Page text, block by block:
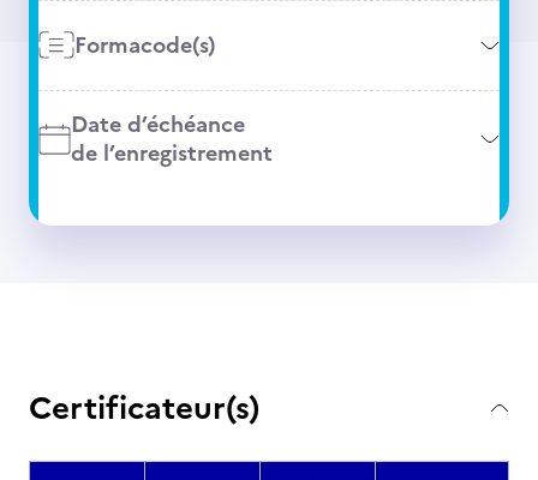
Formacode(s)
Date d’échéance
de l’enregistrement
Certificateur(s)